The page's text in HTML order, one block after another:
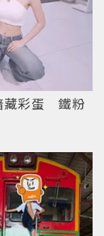
藏彩蛋 鐵粉